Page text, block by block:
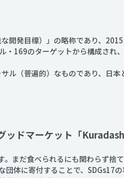
開発目標）」の略称であり、
・169のターゲットから構成され
（普遍的）なものであり、日本
ッドマーケット「
まだ食べられるにも関わらず捨
体に寄付することで、SDGs17の